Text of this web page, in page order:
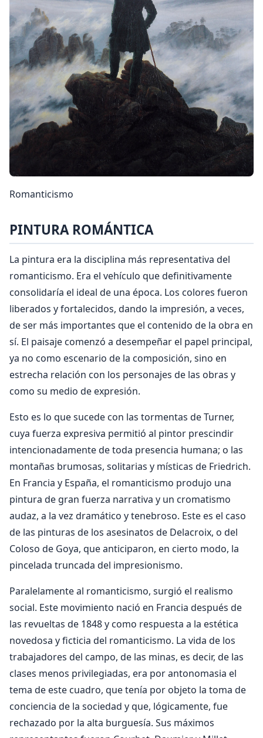
Romanticismo
PINTURA ROMÁNTICA
La pintura era la disciplina más representativa del
romanticismo. Era el vehículo que definitivamente
consolidaría el ideal de una época. Los colores fueron
liberados y fortalecidos, dando la impresión, a veces,
de ser más importantes que el contenido de la obra en
sí. El paisaje comenzó a desempeñar el papel principal,
ya no como escenario de la composición, sino en
estrecha relación con los personajes de las obras y
como su medio de expresión.
Esto es lo que sucede con las tormentas de Turner,
cuya fuerza expresiva permitió al pintor prescindir
intencionadamente de toda presencia humana; o las
montañas brumosas, solitarias y místicas de Friedrich.
En Francia y España, el romanticismo produjo una
pintura de gran fuerza narrativa y un cromatismo
audaz, a la vez dramático y tenebroso. Este es el caso
de las pinturas de los asesinatos de Delacroix, o del
Coloso de Goya, que anticiparon, en cierto modo, la
pincelada truncada del impresionismo.
Paralelamente al romanticismo, surgió el realismo
social. Este movimiento nació en Francia después de
las revueltas de 1848 y como respuesta a la estética
novedosa y ficticia del romanticismo. La vida de los
trabajadores del campo, de las minas, es decir, de las
clases menos privilegiadas, era por antonomasia el
tema de este cuadro, que tenía por objeto la toma de
conciencia de la sociedad y que, lógicamente, fue
rechazado por la alta burguesía. Sus máximos